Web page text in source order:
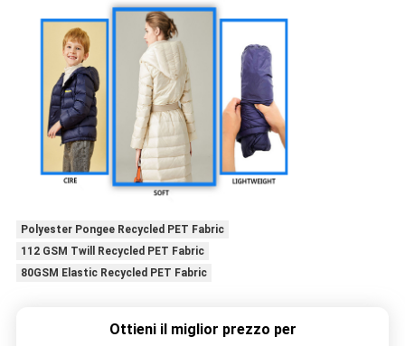
Polyester Pongee Recycled PET Fabric
112 GSM Twill Recycled PET Fabric
80GSM Elastic Recycled PET Fabric
Ottieni il miglior prezzo per